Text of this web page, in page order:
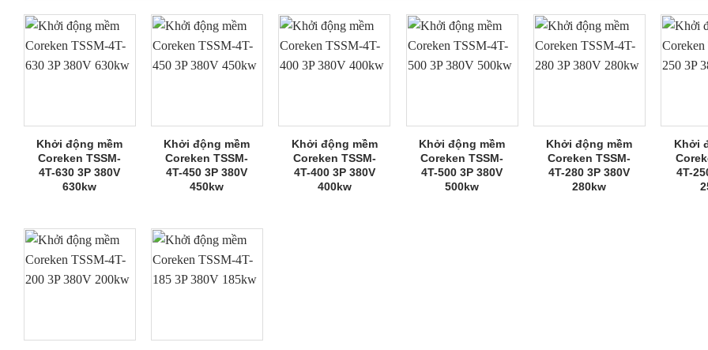
Khởi động mềm
Coreken TSSM-
4T-630 3P 380V
630kw
Khởi động mềm
Coreken TSSM-
4T-450 3P 380V
450kw
Khởi động mềm
Coreken TSSM-
4T-400 3P 380V
400kw
Khởi động mềm
Coreken TSSM-
4T-500 3P 380V
500kw
Khởi động mềm
Coreken TSSM-
4T-280 3P 380V
280kw
Khởi
4T-